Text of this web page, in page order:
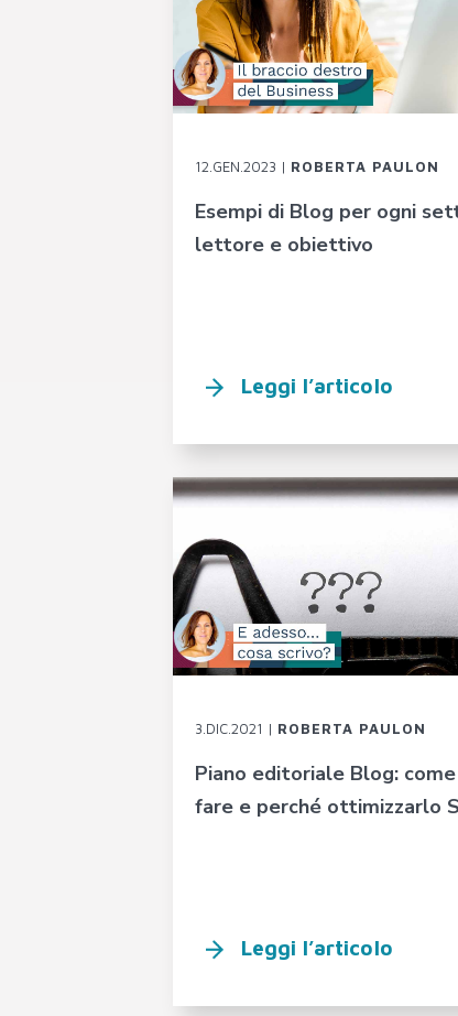
12.GEN.2023 | ROBERTA PAULON
Esempi di Blog per ogni
lettore e obiettivo
Leggi l’articolo
3.DIC.2021 | ROBERTA PAULON
Piano editoriale Blog: come
fare e perché ottimizzarlo
Leggi l’articolo